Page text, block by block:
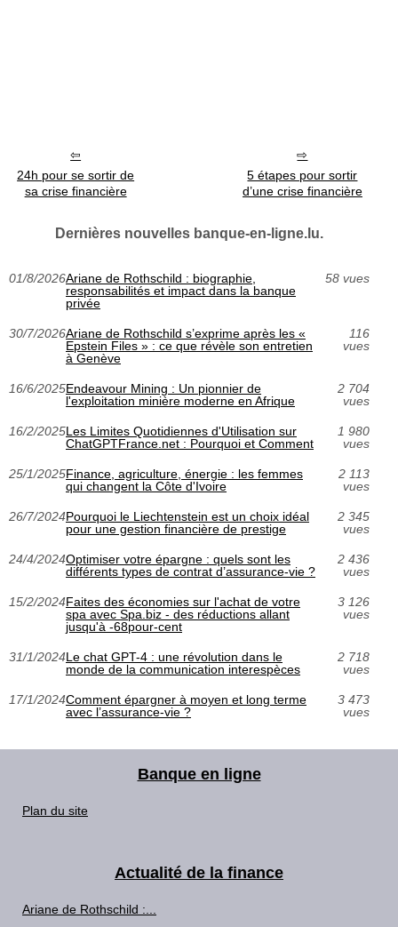
24h pour se sortir de
sa crise financière
5 étapes pour sortir
d’une crise financière
Dernières nouvelles banque-en-ligne.lu.
01/8/2026Ariane de Rothschild : biographie,
responsabilités et impact dans la banque
privée
58 vues
30/7/2026Ariane de Rothschild s’exprime après les «
Epstein Files » : ce que révèle son entretien
à Genève
116
vues
16/6/2025Endeavour Mining : Un pionnier de
l'exploitation minière moderne en Afrique
2 704
vues
16/2/2025Les Limites Quotidiennes d'Utilisation sur
ChatGPTFrance.net : Pourquoi et Comment
1 980
vues
25/1/2025Finance, agriculture, énergie : les femmes
qui changent la Côte d'Ivoire
2 113
vues
26/7/2024Pourquoi le Liechtenstein est un choix idéal
pour une gestion financière de prestige
2 345
vues
24/4/2024Optimiser votre épargne : quels sont les
différents types de contrat d’assurance-vie ?
2 436
vues
15/2/2024Faites des économies sur l'achat de votre
spa avec Spa.biz - des réductions allant
jusqu'à -68pour-cent
3 126
vues
31/1/2024Le chat GPT-4 : une révolution dans le
monde de la communication interespèces
2 718
vues
17/1/2024Comment épargner à moyen et long terme
avec l’assurance-vie ?
3 473
vues
Banque en ligne
Plan du site
Actualité de la finance
Ariane de Rothschild :...